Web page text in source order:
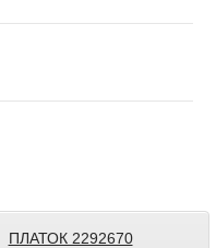
ПЛАТОК 2292670